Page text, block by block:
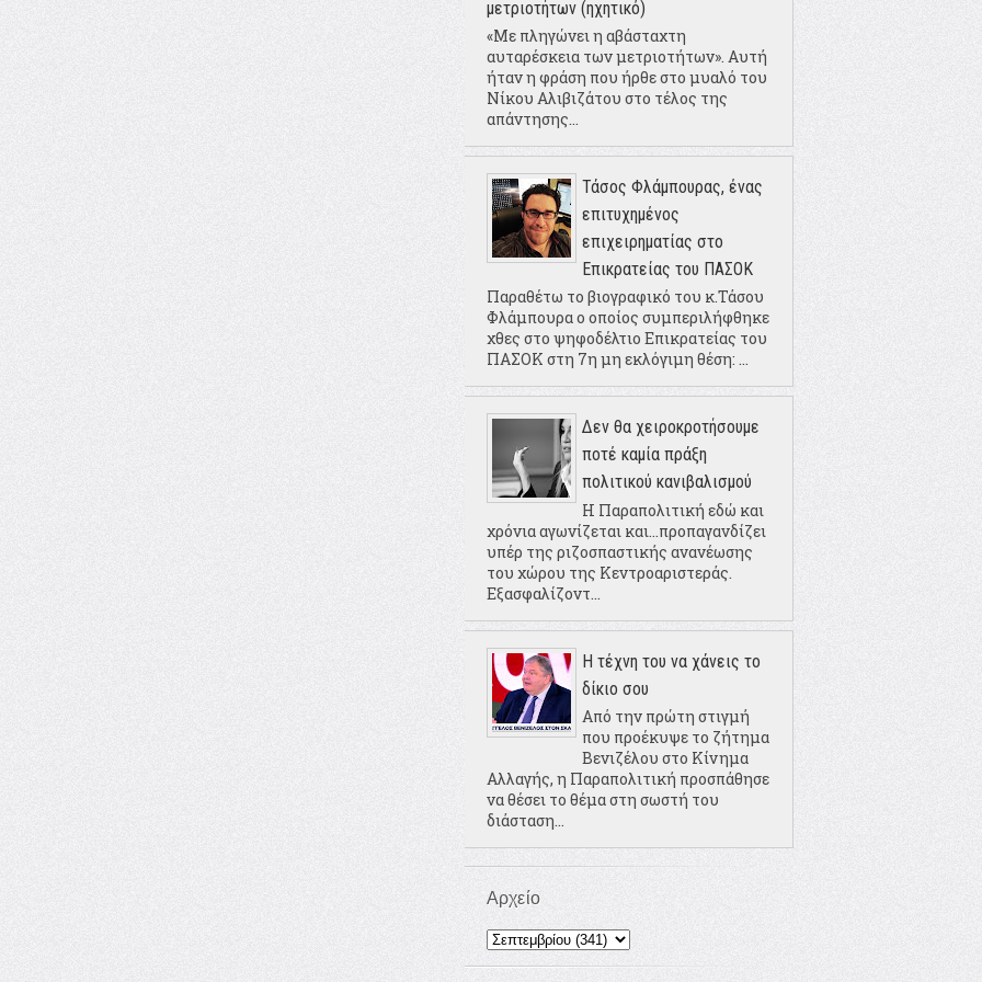
μετριοτήτων (ηχητικό)
«Με πληγώνει η αβάσταχτη
αυταρέσκεια των μετριοτήτων». Αυτή
ήταν η φράση που ήρθε στο μυαλό του
Νίκου Αλιβιζάτου στο τέλος της
απάντησης...
Τάσος Φλάμπουρας, ένας
επιτυχημένος
επιχειρηματίας στο
Επικρατείας του ΠΑΣΟΚ
Παραθέτω το βιογραφικό του κ.Τάσου
Φλάμπουρα ο οποίος συμπεριλήφθηκε
χθες στο ψηφοδέλτιο Επικρατείας του
ΠΑΣΟΚ στη 7η μη εκλόγιμη θέση: ...
Δεν θα χειροκροτήσουμε
ποτέ καμία πράξη
πολιτικού κανιβαλισμού
Η Παραπολιτική εδώ και
χρόνια αγωνίζεται και...προπαγανδίζει
υπέρ της ριζοσπαστικής ανανέωσης
του χώρου της Κεντροαριστεράς.
Εξασφαλίζοντ...
Η τέχνη του να χάνεις το
δίκιο σου
Από την πρώτη στιγμή
που προέκυψε το ζήτημα
Βενιζέλου στο Κίνημα
Αλλαγής, η Παραπολιτική προσπάθησε
να θέσει το θέμα στη σωστή του
διάσταση...
Αρχείο